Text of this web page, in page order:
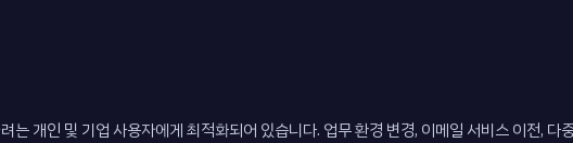
개인 및 기업 사용자에게 최적화되어 있습니다. 업무 환경 변경, 이메일 서비스 이전, 다